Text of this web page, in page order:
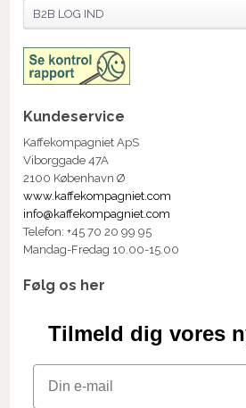
B2B LOG IND
Kundeservice
Kaffekompagniet ApS
Viborggade 47A
2100 København Ø
www.kaffekompagniet.com
info@kaffekompagniet.com
Telefon: +45 70 20 99 95
Mandag-Fredag 10.00-15.00
Følg os her
Tilmeld dig vores
Email